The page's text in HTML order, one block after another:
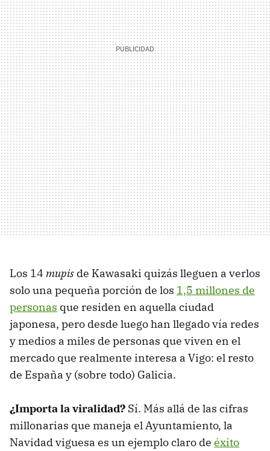
Los 14 mupis de Kawasaki quizás lleguen a verlos
solo una pequeña porción de los 1,5 millones de
personas que residen en aquella ciudad
japonesa, pero desde luego han llegado vía redes
y medios a miles de personas que viven en el
mercado que realmente interesa a Vigo: el resto
de España y (sobre todo) Galicia.
¿Importa la viralidad? Sí. Más allá de las cifras
millonarias que maneja el Ayuntamiento, la
Navidad viguesa es un ejemplo claro de éxito